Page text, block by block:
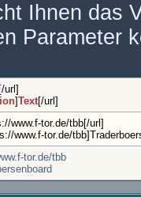
Ihnen das
Parameter
url]
]Text[/url]
www.f-tor.de/tbb[/url]
www.f-tor.de/
tor.de/tbb